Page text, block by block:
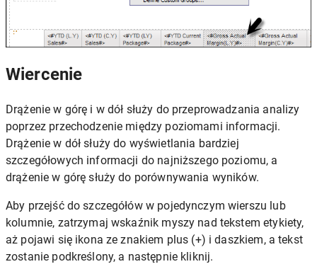
Wiercenie
Drążenie w górę i w dół służy do przeprowadzania analizy
poprzez przechodzenie między poziomami informacji.
Drążenie w dół służy do wyświetlania bardziej
szczegółowych informacji do najniższego poziomu, a
drążenie w górę służy do porównywania wyników.
Aby przejść do szczegółów w pojedynczym wierszu lub
kolumnie, zatrzymaj wskaźnik myszy nad tekstem etykiety,
aż pojawi się ikona ze znakiem plus (+) i daszkiem, a tekst
zostanie podkreślony, a następnie kliknij.